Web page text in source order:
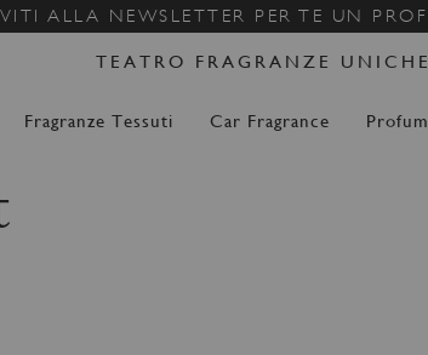
ALLA NEWSLETTER PER TE UN
Salta
al
contenuto
TEATRO FRAGRANZE
Fragranze Tessuti Car Fragrance